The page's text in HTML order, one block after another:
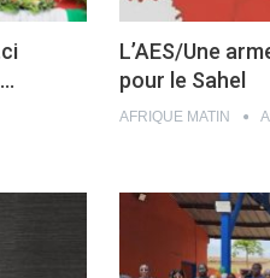
L’AES/Une
pour le Sahel
AFRIQUE MATIN